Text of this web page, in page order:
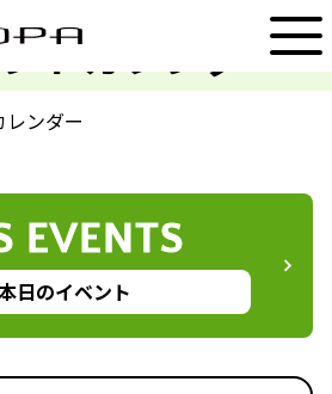
トカレンダー
EVENT
ンダー
EVENTS
日のイベント